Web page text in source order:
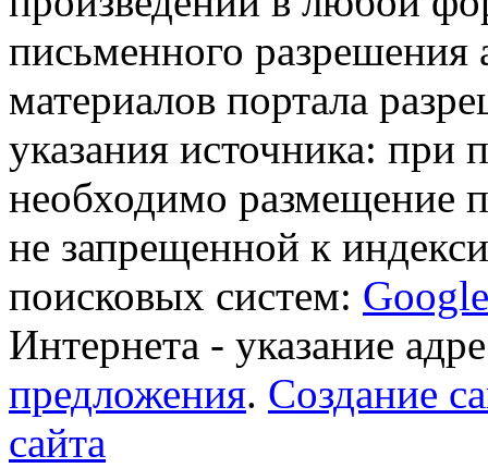
письменного разрешения
материалов портала
указания источника: при
необходимо размещение
не запрещенной к
поисковых систем: Google
Интернета - указание
предложения. Создание
сайта